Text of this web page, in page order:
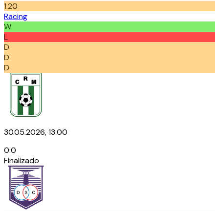
1.20
Racing
W
L
D
D
D
30.05.2026, 13:00
0:0
Finalizado